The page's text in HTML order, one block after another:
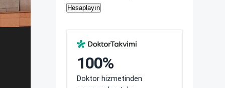
Hesaplayın